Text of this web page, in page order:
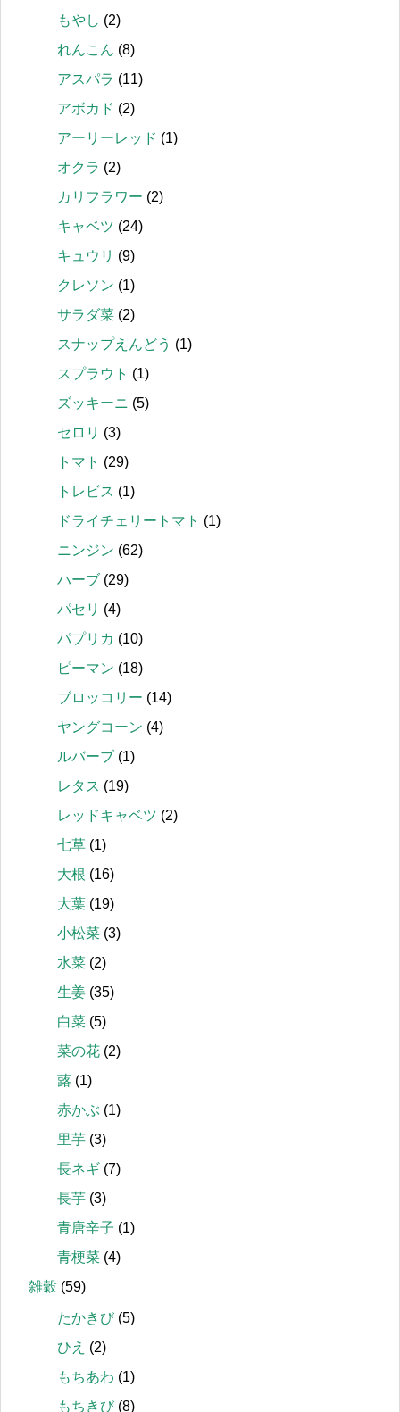
もやし (2)
れんこん (8)
アスパラ (11)
アボカド (2)
アーリーレッド (1)
オクラ (2)
カリフラワー (2)
キャベツ (24)
キュウリ (9)
クレソン (1)
サラダ菜 (2)
スナップえんどう (1)
スプラウト (1)
ズッキーニ (5)
セロリ (3)
トマト (29)
トレビス (1)
ドライチェリートマト (1)
ニンジン (62)
ハーブ (29)
パセリ (4)
パプリカ (10)
ピーマン (18)
ブロッコリー (14)
ヤングコーン (4)
ルバーブ (1)
レタス (19)
レッドキャベツ (2)
七草 (1)
大根 (16)
大葉 (19)
小松菜 (3)
水菜 (2)
生姜 (35)
白菜 (5)
菜の花 (2)
蕗 (1)
赤かぶ (1)
里芋 (3)
長ネギ (7)
長芋 (3)
青唐辛子 (1)
青梗菜 (4)
雑穀 (59)
たかきび(5)
ひえ (2)
もちあわ (1)
もちきび(8)